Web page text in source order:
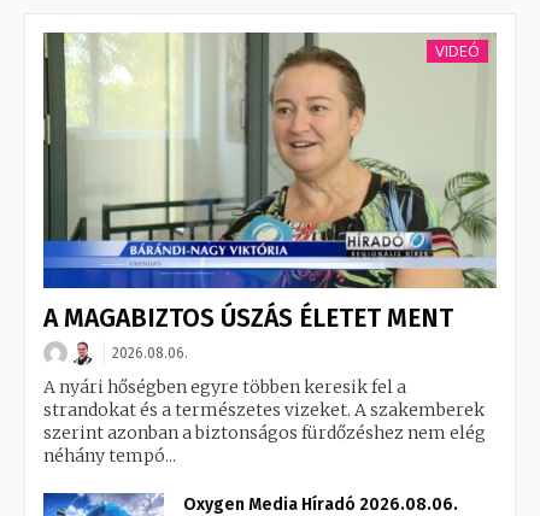
VIDEÓ
A MAGABIZTOS ÚSZÁS ÉLETET MENT
2026.08.06.
A nyári hőségben egyre többen keresik fel a
strandokat és a természetes vizeket. A szakemberek
szerint azonban a biztonságos fürdőzéshez nem elég
néhány tempó...
Oxygen Media Híradó 2026.08.06.